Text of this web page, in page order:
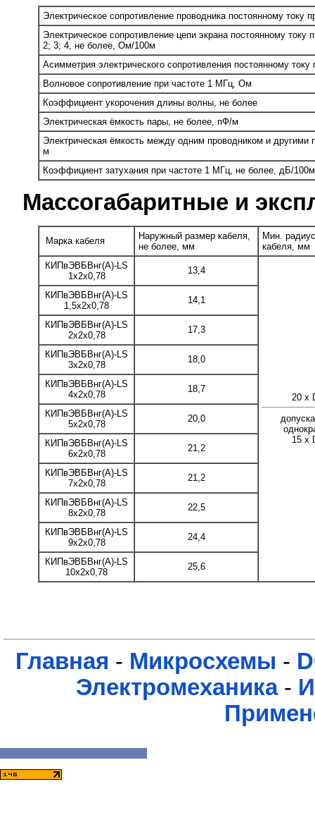
Электрическое сопротивление проводника постоянному току
Электрическое сопротивление цепи экрана постоянному
2; 3; 4, не более, Ом/100м
Асимметрия электрического сопротивления постоянному
Волновое сопротивление при частоте 1 МГц, Ом
Коэффициент укорочения длины волны, не более
Электрическая ёмкость пары, не более, пФ/м
Электрическая ёмкость между одним проводником и
м
Коэффициент затухания при частоте 1 МГц, не более, дБ/100м
Массогабаритные и
Марка кабеля
Наружный размер кабеля,
не более, мм
Мин.
кабеля, мм
КИПвЭВБВнг(А)-LS
1x2x0,78
13,4
20 x
15 x
КИПвЭВБВнг(А)-LS
1,5x2x0,78
14,1
КИПвЭВБВнг(А)-LS
2x2x0,78
17,3
КИПвЭВБВнг(А)-LS
3x2x0,78
18,0
КИПвЭВБВнг(А)-LS
4x2x0,78
18,7
КИПвЭВБВнг(А)-LS
5x2x0,78
20,0
КИПвЭВБВнг(А)-LS
6x2x0,78
21,2
КИПвЭВБВнг(А)-LS
7x2x0,78
21,2
КИПвЭВБВнг(А)-LS
8x2x0,78
22,5
КИПвЭВБВнг(А)-LS
9x2x0,78
24,4
КИПвЭВБВнг(А)-LS
10x2x0,78
25,6
Главная - Микросхемы -
Электромеханика-